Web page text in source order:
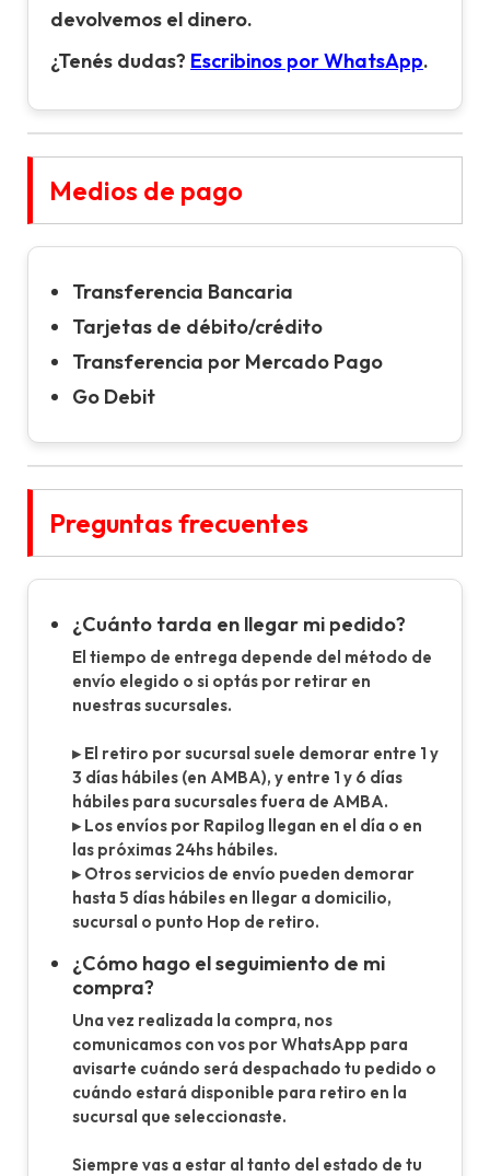
devolvemos el dinero.
¿Tenés dudas? Escribinos por WhatsApp.
Medios de pago
Transferencia Bancaria
Tarjetas de débito/crédito
Transferencia por Mercado Pago
Go Debit
Preguntas frecuentes
¿Cuánto tarda en llegar mi pedido?
El tiempo de entrega depende del método de
envío elegido o si optás por retirar en
nuestras sucursales.
▸ El retiro por sucursal suele demorar entre 1 y
3 días hábiles (en AMBA), y entre 1 y 6 días
hábiles para sucursales fuera de AMBA.
▸ Los envíos por Rapilog llegan en el día o en
las próximas 24hs hábiles.
▸ Otros servicios de envío pueden demorar
hasta 5 días hábiles en llegar a domicilio,
sucursal o punto Hop de retiro.
¿Cómo hago el seguimiento de mi
compra?
Una vez realizada la compra, nos
comunicamos con vos por WhatsApp para
avisarte cuándo será despachado tu pedido o
cuándo estará disponible para retiro en la
sucursal que seleccionaste.
Siempre vas a estar al tanto del estado de tu